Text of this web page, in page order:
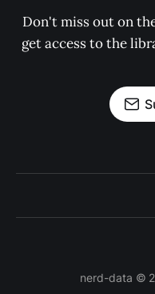
Don't miss out on
get access to the
nerd-data ©